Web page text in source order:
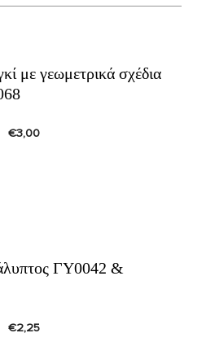
με γεωμετρικά σχέδια
€3,00
ΓΥ0042 &
€2,25